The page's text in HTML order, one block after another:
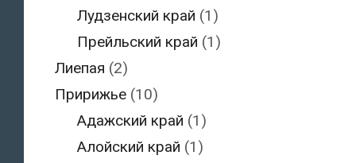
Лудзенский край (1)
Прейльский край (1)
Лиепая (2)
Пририжье(10)
Адажский край (1)
Алойский край (1)